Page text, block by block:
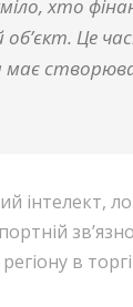
хто
Це
має
в